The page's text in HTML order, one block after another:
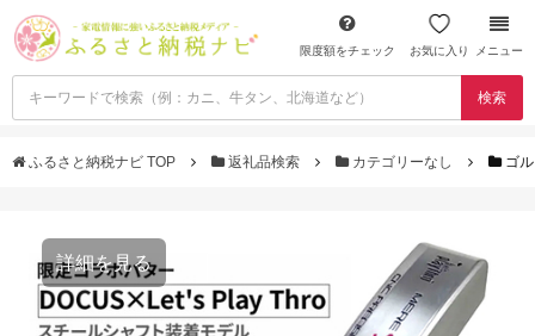
限度額をチェック お気に入り メニュー
検索
ふるさと納税ナビ TOP 返礼品検索 カテゴリーなし ゴ
詳細を見る